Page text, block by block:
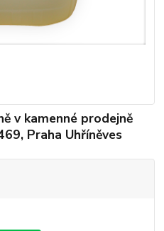
v kamenné prodejně
Praha Uhříněves